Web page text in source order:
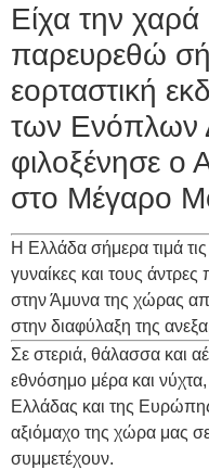
Είχα την χαρά
παρευρεθώ
εορταστική
των Ενόπλων
φιλοξένησε
στο Μέγαρο
Η Ελλάδα σήμερα τιμά
γυναίκες και τους
στην Άμυνα της χώρας
στην διαφύλαξη της
Σε στεριά, θάλασσα και
εθνόσημο μέρα και
Ελλάδας και της
αξιόμαχο της χώρα μας
συμμετέχουν.